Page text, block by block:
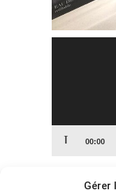
Gérer
00:00